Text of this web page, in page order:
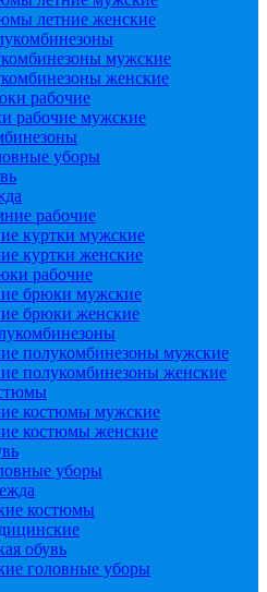
летние женские
мужские
женские
рабочие
рабочие мужские
уборы
рабочие
куртки мужские
куртки женские
рабочие
брюки мужские
брюки женские
полукомбинезоны мужские
полукомбинезоны женские
костюмы мужские
костюмы женские
уборы
костюмы
обувь
головные уборы